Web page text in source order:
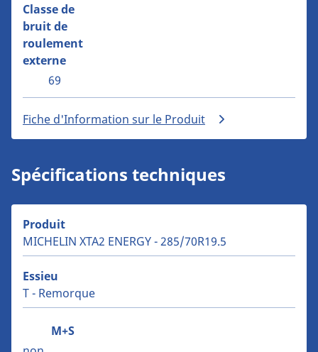
Classe de
bruit de
roulement
externe
69
Fiche d'Information sur le Produit
Spécifications techniques
Produit
MICHELIN XTA2 ENERGY - 285/70R19.5
Essieu
T - Remorque
M+S